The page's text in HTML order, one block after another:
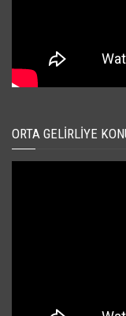
ORTA GELIRLIYE